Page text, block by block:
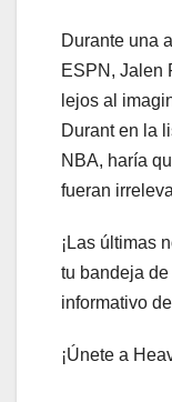
Durante una
ESPN, Jalen
lejos al
Durant en la
NBA, haría
fueran
¡Las últimas
tu bandeja de
informativo
¡Únete a